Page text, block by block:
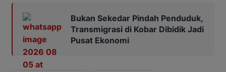
Bukan Sekedar Pindah Penduduk,
Transmigrasi di Kobar Dibidik Jadi
Pusat Ekonomi